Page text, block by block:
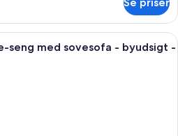
Et hotelværelse med et stort vindue,
seng med sovesofa - byudsigt -